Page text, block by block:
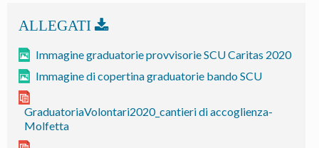
le
graduatorie
per
il
Civile
Immagine graduatorie provvisorie SCU Caritas 2020
Immagine di copertina graduatorie bando SCU
GraduatoriaVolontari2020_cantieri di accoglienza-
Molfetta